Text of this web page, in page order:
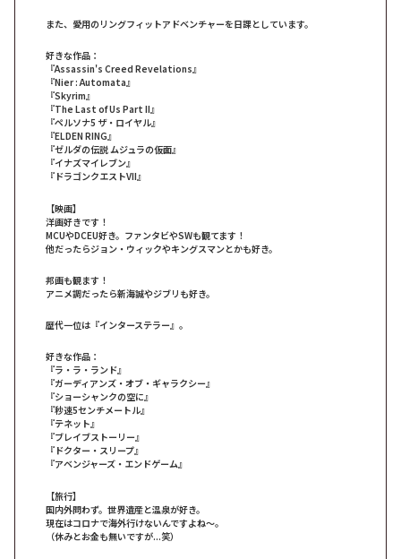
また、愛用のリングフィットアドベンチャーを日課としています。
好きな作品：
『Assassin's Creed Revelations』
『Nier : Automata』
『Skyrim』
『The Last of Us Part II』
『ペルソナ5 ザ・ロイヤル』
『ELDEN RING』
『ゼルダの伝説 ムジュラの仮面』
『イナズマイレブン』
『ドラゴンクエストVII』
【映画】
洋画好きです！
MCUやDCEU好き。ファンタビやSWも観てます！
他だったらジョン・ウィックやキングスマンとかも好き。
邦画も観ます！
アニメ調だったら新海誠やジブリも好き。
歴代一位は『インターステラー』。
好きな作品：
『ラ・ラ・ランド』
『ガーディアンズ・オブ・ギャラクシー』
『ショーシャンクの空に』
『秒速5センチメートル』
『テネット』
『ブレイブストーリー』
『ドクター・スリープ』
『アベンジャーズ・エンドゲーム』
【旅行】
国内外問わず。世界遺産と温泉が好き。
現在はコロナで海外行けないんですよね～。
（休みとお金も無いですが...笑）